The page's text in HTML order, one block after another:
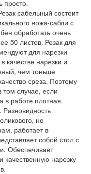
просто.
сабельный состоит
ножа-сабли с
обработать очень
50 листов. Резак для
для нарезки
качестве нарезки и
чем тоньше
среза. Поэтому
том случае, если
в работе плотная.
Разновидность
но
работает в
собой стол с
Обеспечивает
нарезку